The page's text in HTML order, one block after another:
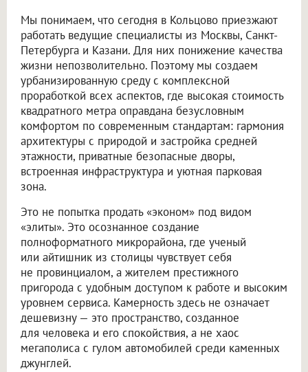
Мы понимаем, что сегодня в Кольцово приезжают
работать ведущие специалисты из Москвы, Санкт-
Петербурга и Казани. Для них понижение качества
жизни непозволительно. Поэтому мы создаем
урбанизированную среду с комплексной
проработкой всех аспектов, где высокая стоимость
квадратного метра оправдана безусловным
комфортом по современным стандартам: гармония
архитектуры с природой и застройка средней
этажности, приватные безопасные дворы,
встроенная инфраструктура и уютная парковая
зона.
Это не попытка продать «эконом» под видом
«элиты». Это осознанное создание
полноформатного микрорайона, где ученый
или айтишник из столицы чувствует себя
не провинциалом, а жителем престижного
пригорода с удобным доступом к работе и высоким
уровнем сервиса. Камерность здесь не означает
дешевизну — это пространство, созданное
для человека и его спокойствия, а не хаос
мегаполиса с гулом автомобилей среди каменных
джунглей.